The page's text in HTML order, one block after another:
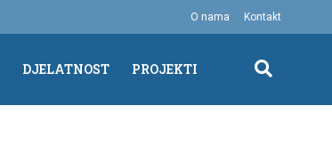
O nama Kontakt
DJELATNOST PROJEKTI